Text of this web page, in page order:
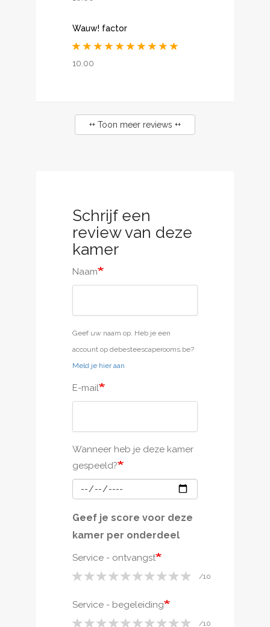
Wauw! factor
10.00
++ Toon meer reviews ++
Schrijf een
review van deze
kamer
Naam
Geef uw naam op. Heb je een
account op debesteescaperooms.be?
Meld je hier aan
E-mail
Wanneer heb je deze kamer
gespeeld?
Geef je score voor deze
kamer per onderdeel
Service - ontvangst
Service - begeleiding